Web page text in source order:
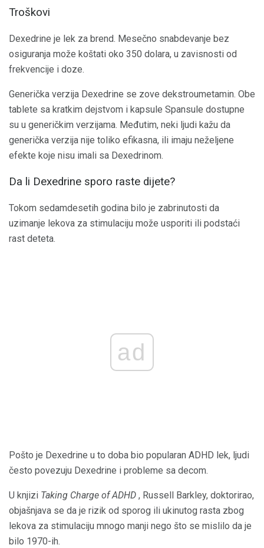
Troškovi
Dexedrine je lek za brend. Mesečno snabdevanje bez
osiguranja može koštati oko 350 dolara, u zavisnosti od
frekvencije i doze.
Generička verzija Dexedrine se zove dekstroumetamin. Obe
tablete sa kratkim dejstvom i kapsule Spansule dostupne
su u generičkim verzijama. Međutim, neki ljudi kažu da
generička verzija nije toliko efikasna, ili imaju neželjene
efekte koje nisu imali sa Dexedrinom.
Da li Dexedrine sporo raste dijete?
Tokom sedamdesetih godina bilo je zabrinutosti da
uzimanje lekova za stimulaciju može usporiti ili podstaći
rast deteta.
ad
Pošto je Dexedrine u to doba bio popularan ADHD lek, ljudi
često povezuju Dexedrine i probleme sa decom.
U knjizi Taking Charge of ADHD , Russell Barkley, doktorirao,
objašnjava se da je rizik od sporog ili ukinutog rasta zbog
lekova za stimulaciju mnogo manji nego što se mislilo da je
bilo 1970-ih.